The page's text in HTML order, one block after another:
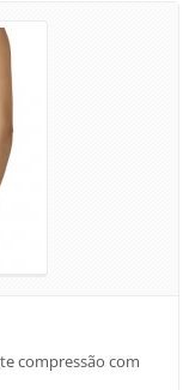
compressão com